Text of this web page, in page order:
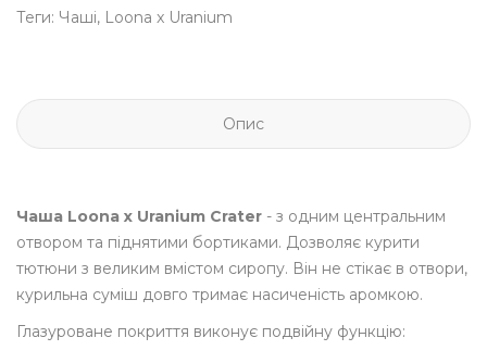
Теги: Чаші, Loona x Uranium
Опис
Чаша Loona x Uranium Crater - з одним центральним
отвором та піднятими бортиками. Дозволяє курити
тютюни з великим вмістом сиропу. Він не стікає в отвори,
курильна суміш довго тримає насиченість аромкою.
Глазуроване покриття виконує подвійну функцію: